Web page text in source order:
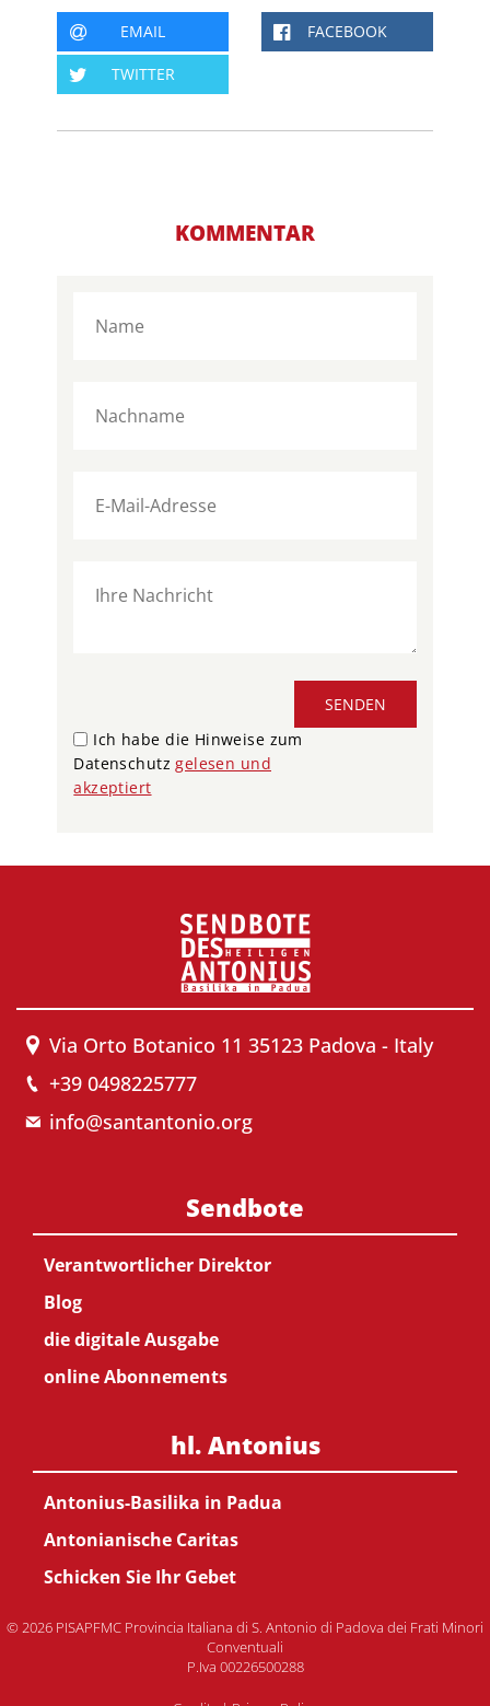
EMAIL FACEBOOK
TWITTER
KOMMENTAR
SENDEN
Ich habe die Hinweise zum
Datenschutzgelesen und
akzeptiert
Via Orto Botanico 11 35123 Padova - Italy
+39 0498225777
info@santantonio.org
Sendbote
Verantwortlicher Direktor
Blog
die digitale Ausgabe
online Abonnements
hl. Antonius
Antonius-Basilika in Padua
Antonianische Caritas
Schicken Sie Ihr Gebet
© 2026 PISAPFMC Provincia Italiana di S. Antonio di Padova dei Frati Minori
Conventuali
P.Iva 00226500288